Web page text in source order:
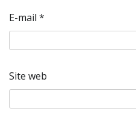
E-mail *
Site web